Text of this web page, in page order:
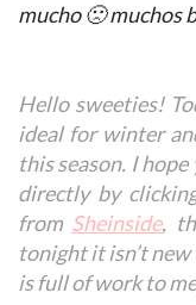
mucho 🙁 muchos
Hello sweeties!
ideal for winter
this season. I
directly by
from Sheinside,
tonight it isn’t
is full of work to